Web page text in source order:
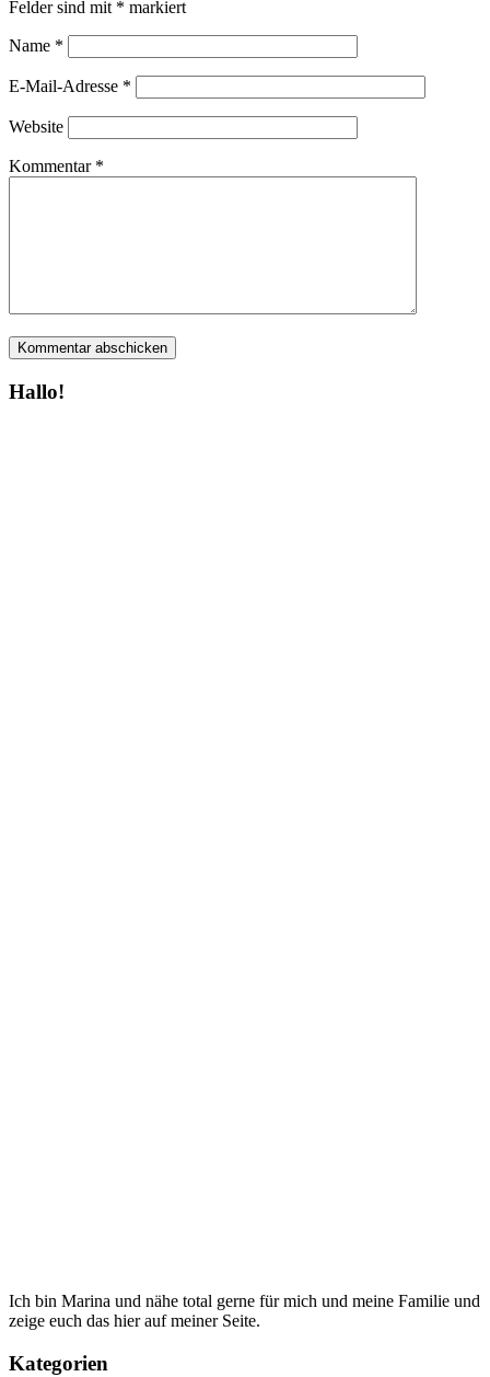
Felder sind mit * markiert
Name *
E-Mail-Adresse *
Website
Kommentar *
Hallo!
Ich bin Marina und nähe total gerne für mich und meine Familie und
zeige euch das hier auf meiner Seite.
Kategorien